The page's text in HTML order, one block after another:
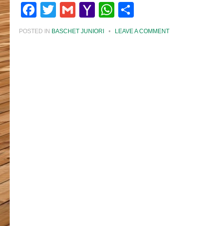
Facebook
Twitter
GmailYahoo
Mail
WhatsApp
Share
POSTED IN BASCHET JUNIORI • LEAVE A COMMENT